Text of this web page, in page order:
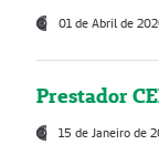
01 de Abril de
Prestador
15 de Janeiro de